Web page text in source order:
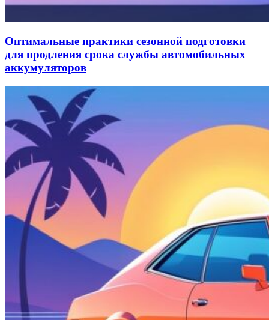
Оптимальные практики сезонной подготовки
для продления срока службы автомобильных
аккумуляторов